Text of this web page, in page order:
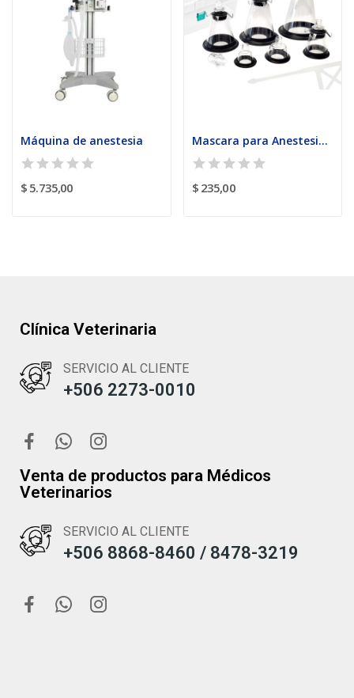
Máquina de anestesia
$ 5.735,00
Mascara para Anestesia de uso veterinario
$ 235,00
Clínica Veterinaria
SERVICIO AL CLIENTE
+506 2273-0010
Venta de productos para Médicos
Veterinarios
SERVICIO AL CLIENTE
+506 8868-8460 / 8478-3219